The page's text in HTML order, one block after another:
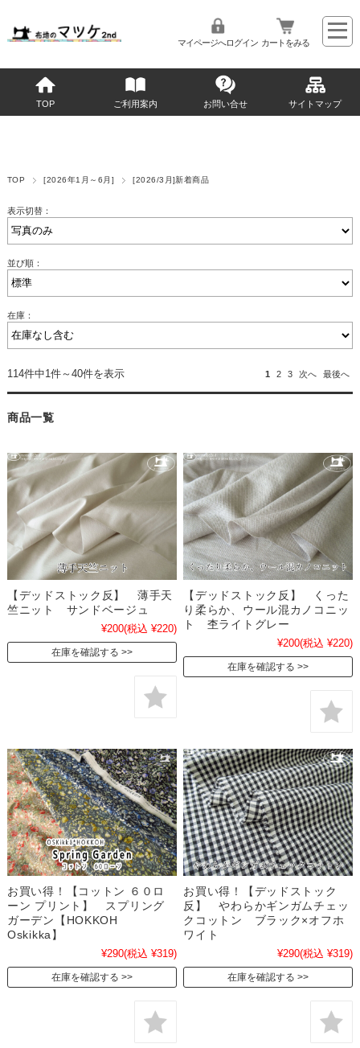
マイページへログイン カートをみる
TOP ご利用案内 お問い合せ サイトマップ
TOP [2026年1月～6月] [2026/3月]新着商品
表示切替：
並び順：
在庫：
114件中1件～40件を表示 1 2 3 次へ 最後へ
商品一覧
【デッドストック反】 薄手天
竺ニット サンドベージュ
¥200(税込 ¥220)
在庫を確認する
【デッドストック反】 くった
り柔らか、ウール混カノコニッ
ト 杢ライトグレー
¥200(税込 ¥220)
在庫を確認する
お買い得！【コットン ６０ロ
ーン プリント】 スプリング
ガーデン【HOKKOH
Oskikka】
¥290(税込 ¥319)
在庫を確認する
お買い得！【デッドストック
反】 やわらかギンガムチェッ
クコットン ブラック×オフホ
ワイト
¥290(税込 ¥319)
在庫を確認する